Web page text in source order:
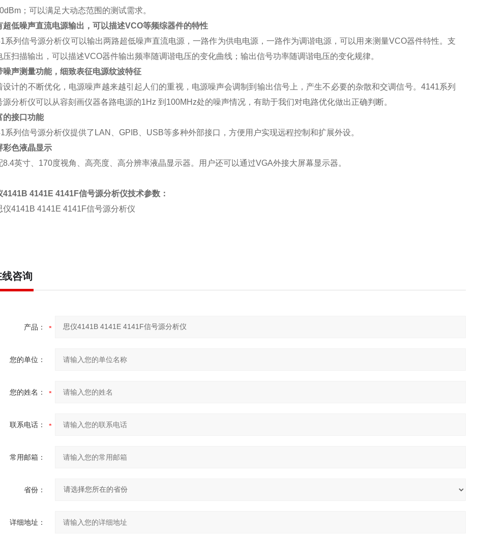
；可以满足大动态范围的测试需求。
超低噪声直流电源输出，可以描述VCO等频综器件的特性
系列信号源分析仪可以输出两路超低噪声直流电源，一路作为供电电源，一路作为调谐电源，可以用来测量VCO器件特性。支
压扫描输出，可以描述VCO器件输出频率随调谐电压的变化曲线；输出信号功率随调谐电压的变化规律。
噪声测量功能，细致表征电源纹波特征
设计的不断优化，电源噪声越来越引起人们的重视，电源噪声会调制到输出信号上，产生不必要的杂散和交调信号。 4141系列
源分析仪可以从容刻画仪器各路电源的1Hz 到 100MHz处的噪声情况，有助于我们对电路优化做出正确判断。
的接口功能
系列信号源分析仪提供了 LAN GPIB USB等多种外部接口，方便用户实现远程控制和扩展外设。
彩色液晶显示
8.4英寸、 170度视角、高亮度、高分辨率液晶显示器。用户还可以通过VGA外接大屏幕显示器。
4141B 4141E 4141F信号源分析仪技术参数：
咨询
产品：
您的单位：
您的姓名：
联系电话：
常用邮箱：
省份：
详细地址：